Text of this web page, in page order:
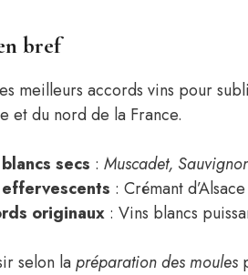
bref
meilleurs accords vins pour
et du nord de la France.
secs : Muscadet,
: Crémant
originaux : Vins blancs
selon lapréparation des moules